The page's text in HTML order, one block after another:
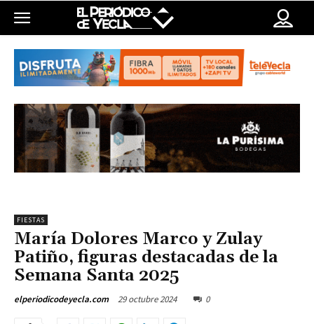
FIESTAS
María Dolores Marco y Zulay
Patiño, figuras destacadas de la
Semana Santa 2025
elperiodicodeyecla.com 29 octubre 2024 0